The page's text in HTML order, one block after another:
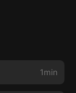
1min